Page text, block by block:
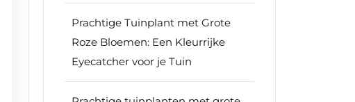
Prachtige Tuinplant met Grote
Roze Bloemen: Een Kleurrijke
Eyecatcher voor je Tuin